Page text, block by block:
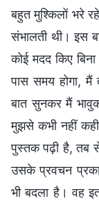
बहुत मुश्किलों भरे
संभालती थी। इस
कोई मदद किए
पास समय होगा, मैं
बात सुनकर मैं
मुझसे कभी नहीं
पुस्तक पढ़ी है, तब
उसके प्रवचन
भी बदला है। वह